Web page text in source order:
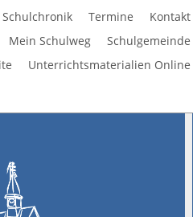
Kontakt
Termine
Schulchronik
Schulgemeinde
Mein Schulweg
Unterrichtsmaterialien Online